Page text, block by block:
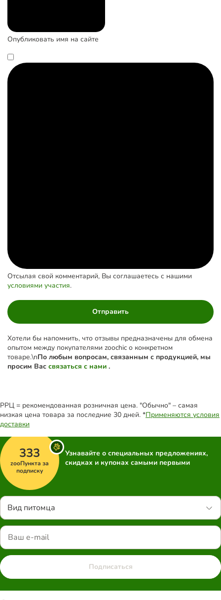
Опубликовать имя на сайте
Отсылая свой комментарий, Вы соглашаетесь с нашими
условиями участия.
Отправить
Хотели бы напомнить, что отзывы предназначены для обмена
опытом между покупателями zoochic о конкретном
товаре.\nПо любым вопросам, связанным с продукцией, мы
просим Вас связаться с нами .
РРЦ = рекомендованная розничная цена. "Обычно" – самая
низкая цена товара за последние 30 дней. *Применяются условия
доставки
333
zooПункта за
подписку
Узнавайте о специальных предложениях,
скидках и купонах самыми первыми
Вид питомца
Подписаться